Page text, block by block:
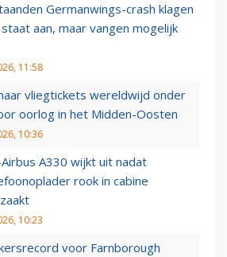
Germanwings-crash klagen
aan, maar vangen mogelijk
11:58
vliegtickets wereldwijd onder
oorlog in het Midden-Oosten
10:36
Airbus A330 wijkt uit nadat
rook in cabine
10:23
voor Farnborough